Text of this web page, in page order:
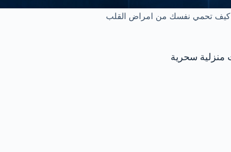
كيف تحمي نفسك من امراض القلب